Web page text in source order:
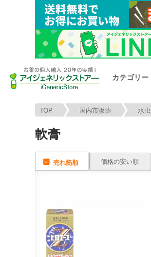
カテゴリー
TOP 国内市販薬 水
軟膏
売れ筋順 価格の安い順